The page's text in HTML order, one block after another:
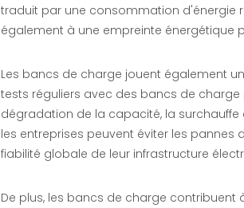
traduit par une consommation d'énergie
également à une empreinte énergétique
Les bancs de charge jouent également
tests réguliers avec des bancs de
dégradation de la capacité, la
les entreprises peuvent éviter les
fiabilité globale de leur infrastructure
De plus, les bancs de charge